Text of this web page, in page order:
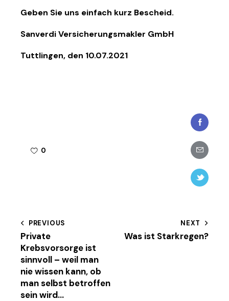
Geben Sie uns einfach kurz Bescheid.
Sanverdi Versicherungsmakler GmbH
Tuttlingen, den 10.07.2021
0
Facebook
Share-
email
Twitter-
Beitragsnavigation
PREVIOUS
Private
Krebsvorsorge ist
sinnvoll – weil man
nie wissen kann, ob
man selbst betroffen
sein wird…
NEXT
Was ist Starkregen?